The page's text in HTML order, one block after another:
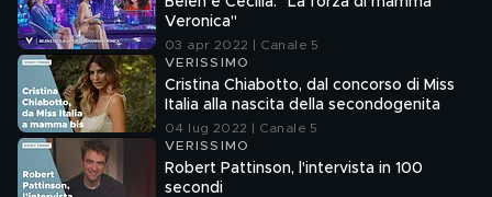
Veronica"
03 apr 2022 | Canale 5
VERISSIMO
Cristina Chiabotto, dal concorso di Miss
Italia alla nascita della secondogenita
04 lug 2022 | Canale 5
VERISSIMO
Robert Pattinson, l'intervista in 100
secondi